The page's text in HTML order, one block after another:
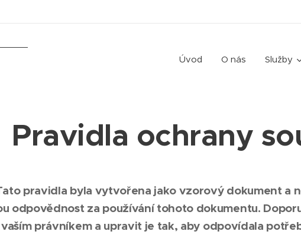
Úvod O nás Služby
Pravidla ochrany
pravidla byla vytvořena jako vzorový dokument a
odpovědnost za používání tohoto dokumentu.
právníkem a upravit je tak, aby odpovídala